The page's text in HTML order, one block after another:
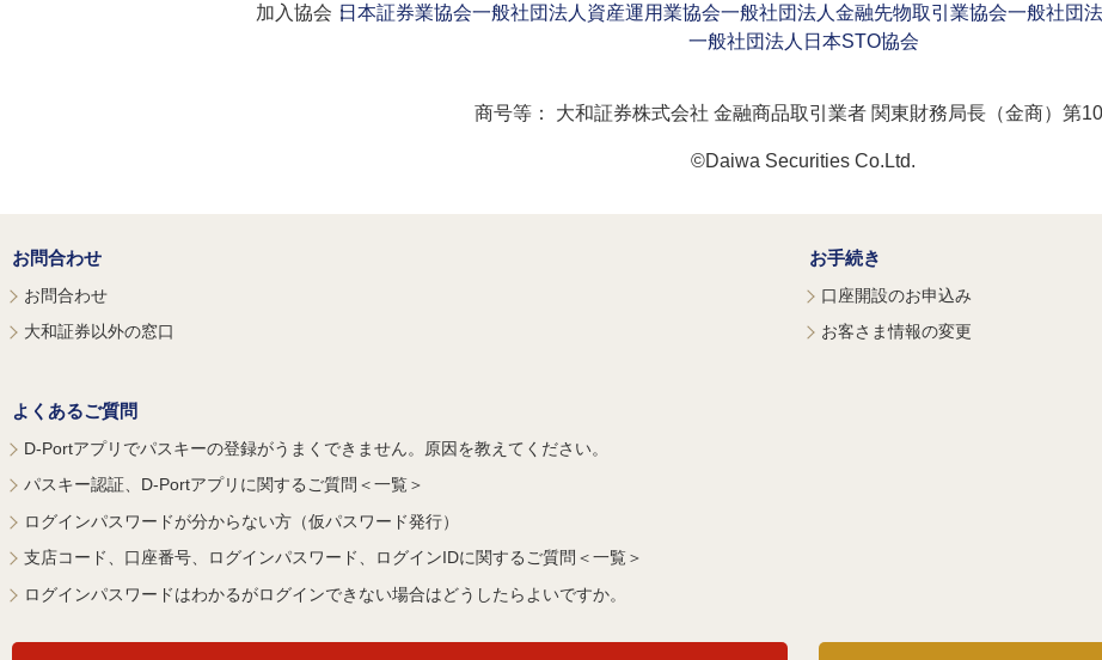
加入協会：日本証券業協会一般社団法人資産運用業協会一般社団法人金融先物取引業協会一般社団
一般社団法人日本STO協会
商号等： 大和証券株式会社 金融商品取引業者 関東財務局長（金商）第
©Daiwa Securities Co.Ltd.
お問合わせ
お問合わせ
大和証券以外の窓口
お手続き
口座開設のお申込み
お客さま情報の変更
よくあるご質問
D-Portアプリでパスキーの登録がうまくできません。原因を教えてください。
パスキー認証、D-Portアプリに関するご質問＜一覧＞
ログインパスワードが分からない方（仮パスワード発行）
支店コード、口座番号、ログインパスワード、ログインIDに関するご質問＜一覧＞
ログインパスワードはわかるがログインできない場合はどうしたらよいですか。